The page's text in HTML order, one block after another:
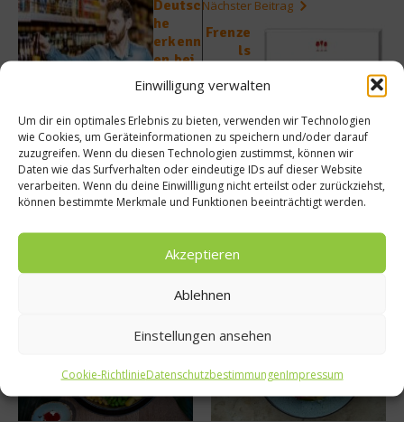
Einwilligung verwalten
Um dir ein optimales Erlebnis zu bieten, verwenden wir Technologien
wie Cookies, um Geräteinformationen zu speichern und/oder darauf
zuzugreifen. Wenn du diesen Technologien zustimmst, können wir
Daten wie das Surfverhalten oder eindeutige IDs auf dieser Website
verarbeiten. Wenn du deine Einwillligung nicht erteilst oder zurückziehst,
können bestimmte Merkmale und Funktionen beeinträchtigt werden.
Akzeptieren
Ablehnen
Einstellungen ansehen
Cookie-RichtlinieDatenschutzbestimmungenImpressum
Deutsc
he
erkenn
en bei
Bierm
arken
kaum
Unters
chiede
Nächster Beitrag
Frenze
ls
chule